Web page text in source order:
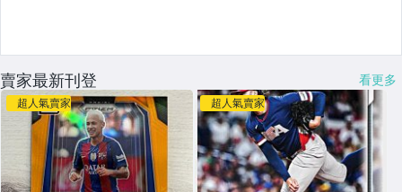
賣家最新刊登 看更多
超人氣賣家 超人氣賣家